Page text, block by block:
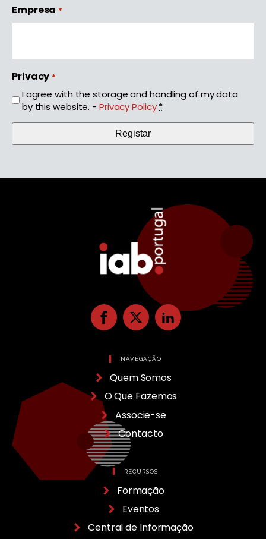
Empresa *
Privacy *
I agree with the storage and handling of my data
by this website. - Privacy Policy *
NAVEGAÇÃO
Quem Somos
O Que Fazemos
Associe-se
Contacto
RECURSOS
Formação
Eventos
Central de Informação